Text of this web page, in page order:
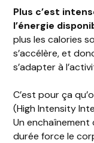
Plus c’est
l’énergie
plus les calories
s’accélère, et
s’adapter à
C’est pour ça
(High Intensity
Un enchaînement
durée force le